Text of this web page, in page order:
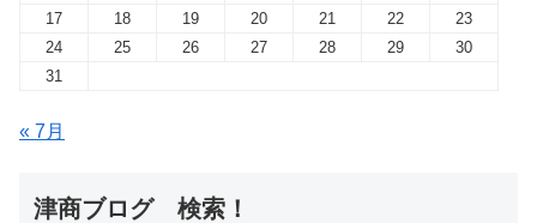
17
18 19 20 21 22
23
24
25 26 27 28 29
30
31
« 7月
津商ブログ 検索！